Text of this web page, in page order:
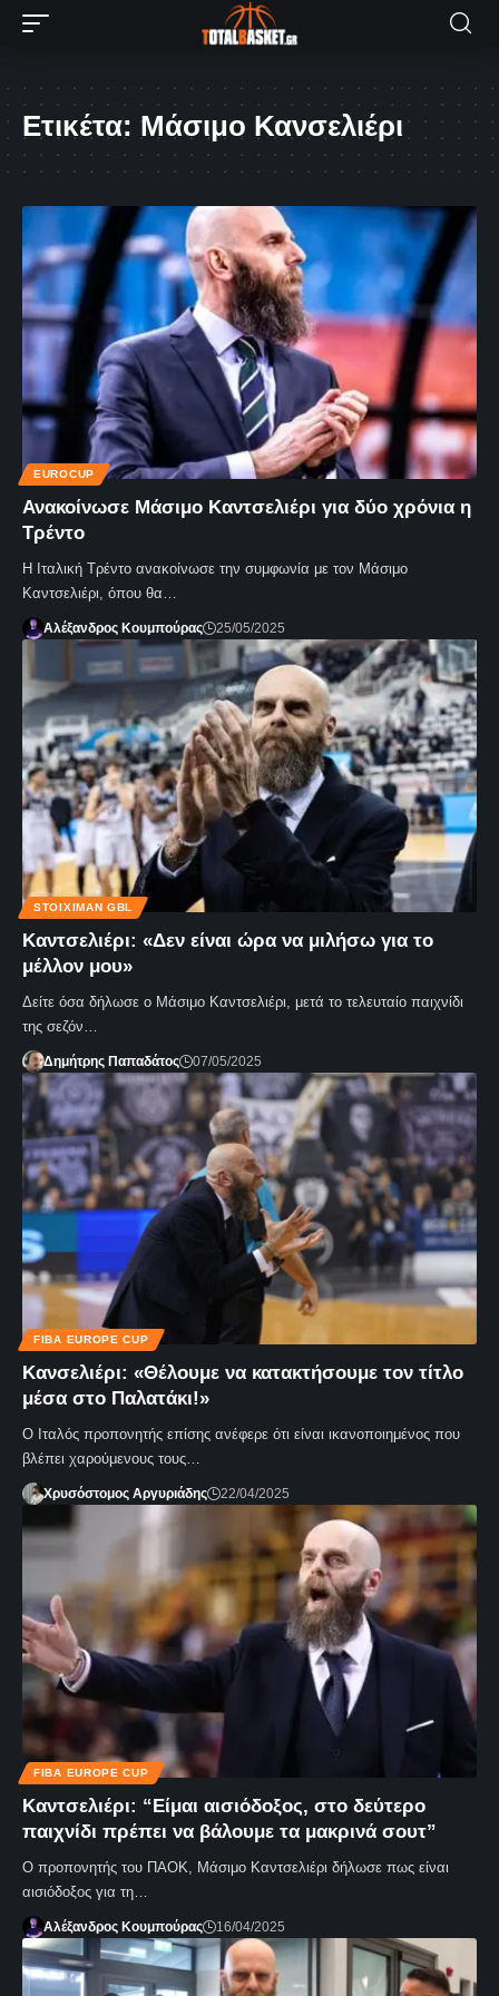
Ετικέτα: Μάσιμο Κανσελιέρι
EUROCUP
Ανακοίνωσε Μάσιμο Καντσελιέρι για δύο χρόνια η
Τρέντο
Η Ιταλική Τρέντο ανακοίνωσε την συμφωνία με τον Μάσιμο
Καντσελιέρι, όπου θα…
Αλέξανδρος Κουμπούρας 25/05/2025
STOIXIMAN GBL
Καντσελιέρι: «Δεν είναι ώρα να μιλήσω για το
μέλλον μου»
Δείτε όσα δήλωσε ο Μάσιμο Καντσελιέρι, μετά το τελευταίο παιχνίδι
της σεζόν…
Δημήτρης Παπαδάτος 07/05/2025
FIBA EUROPE CUP
Κανσελιέρι: «Θέλουμε να κατακτήσουμε τον τίτλο
μέσα στο Παλατάκι!»
Ο Ιταλός προπονητής επίσης ανέφερε ότι είναι ικανοποιημένος που
βλέπει χαρούμενους τους…
Χρυσόστομος Αργυριάδης 22/04/2025
FIBA EUROPE CUP
Καντσελιέρι: “Eίμαι αισιόδοξος, στο δεύτερο
παιχνίδι πρέπει να βάλουμε τα μακρινά σουτ”
Ο προπονητής του ΠΑΟΚ, Μάσιμο Καντσελιέρι δήλωσε πως είναι
αισιόδοξος για τη…
Αλέξανδρος Κουμπούρας 16/04/2025